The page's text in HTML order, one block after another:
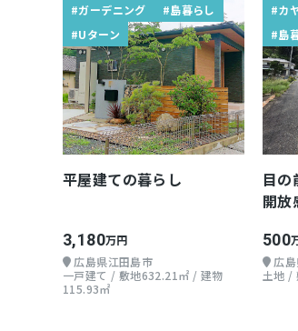
#ガーデニング
#島暮らし
#Uターン
平屋建ての暮らし
3,180万円
広島県江田島市
一戸建て / 敷地632.21㎡ / 建物
115.93㎡
#カ
#島
目の
開
500
広
土地 /